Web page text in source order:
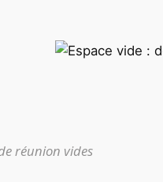
réunion vides